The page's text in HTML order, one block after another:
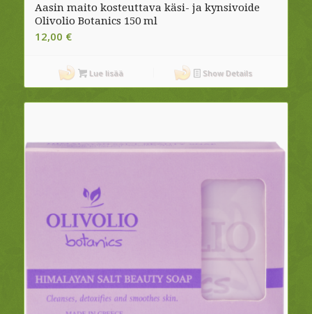
Aasin maito kosteuttava käsi- ja kynsivoide
Olivolio Botanics 150 ml
12,00 €
Lue lisää Show Details